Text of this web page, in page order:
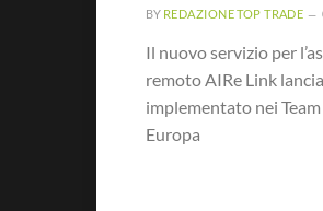
BY REDAZIONE TOP TRADE
Il nuovo servizio per
remoto AIRe Link
implementato nei
Europa